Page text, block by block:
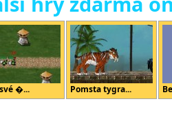
�... Pomsta tygra...